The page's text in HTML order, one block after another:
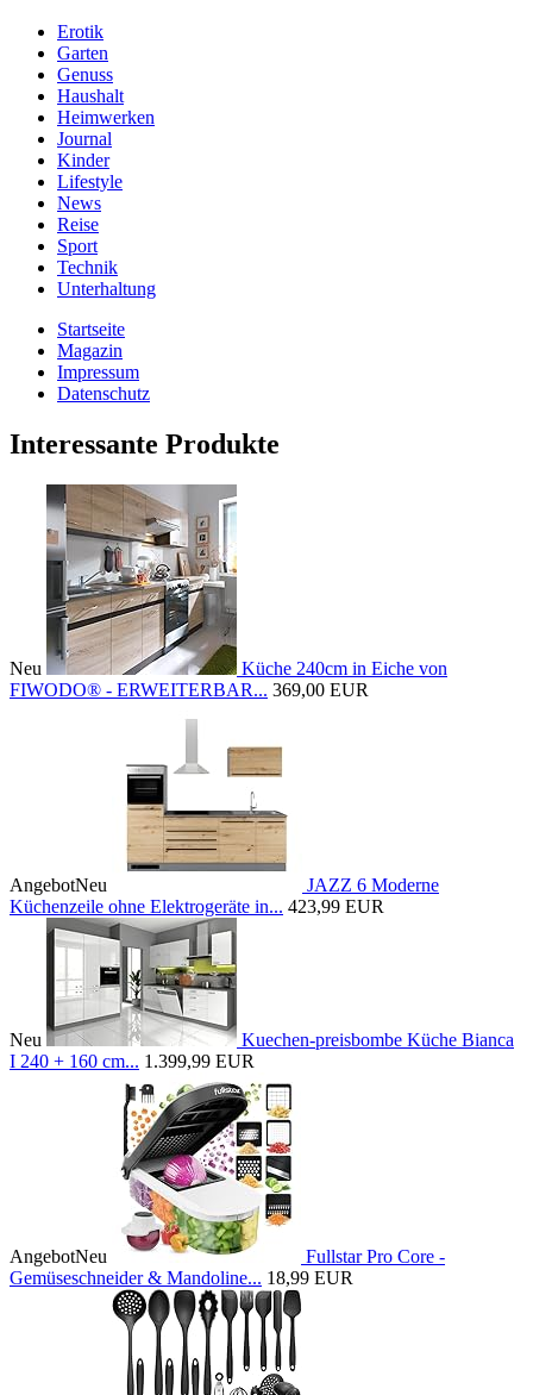
Erotik
Garten
Genuss
Haushalt
Heimwerken
Journal
Kinder
Lifestyle
News
Reise
Sport
Technik
Unterhaltung
Startseite
Magazin
Impressum
Datenschutz
Interessante Produkte
Neu
Küche 240cm in Eiche von
FIWODO® - ERWEITERBAR... 369,00 EUR
AngebotNeu
JAZZ 6 Moderne
Küchenzeile ohne Elektrogeräte in... 423,99 EUR
Neu
Kuechen-preisbombe Küche Bianca
I 240 + 160 cm... 1.399,99 EUR
AngebotNeu
Fullstar Pro Core -
Gemüseschneider & Mandoline... 18,99 EUR